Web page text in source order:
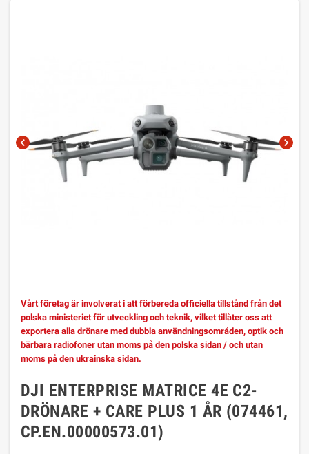
chevron_left chevron_right
Vårt företag är involverat i att förbereda officiella tillstånd från det
polska ministeriet för utveckling och teknik, vilket tillåter oss att
exportera alla drönare med dubbla användningsområden, optik och
bärbara radiofoner utan moms på den polska sidan / och utan
moms på den ukrainska sidan.
DJI ENTERPRISE MATRICE 4E C2-
DRÖNARE + CARE PLUS 1 ÅR (074461,
CP.EN.00000573.01)